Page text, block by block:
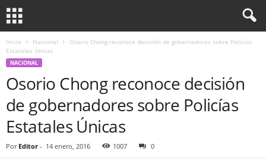
Inicio Nacional
Osorio Chong reconoce decisión de gobernadores sobre Policías
Estatales Únicas
NACIONAL
Osorio Chong reconoce decisión
de gobernadores sobre Policías
Estatales Únicas
Por Editor - 14 enero, 2016 1007 0